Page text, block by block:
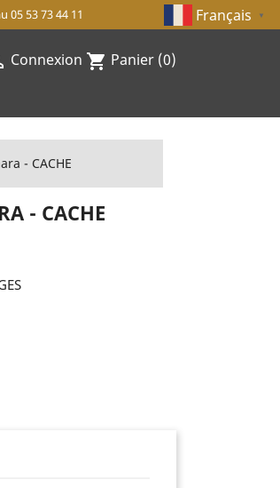
05 53 73 44 11 Français ▼
Connexion shopping_cart Panier (0)
- CACHE
- CACHE